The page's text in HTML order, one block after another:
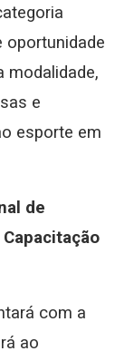
oportunidade
modalidade,
e
esporte em
de
Capacitação
com a
ao